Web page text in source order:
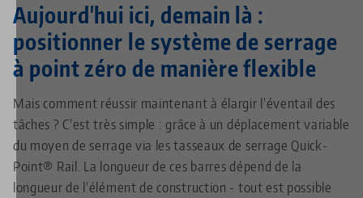
Aujourd'hui ici, demain là :
positionner le système de serrage
à point zéro de manière flexible
Mais comment réussir maintenant à élargir l'éventail des
tâches ? C'est très simple : grâce à un déplacement variable
du moyen de serrage via les tasseaux de serrage Quick-
Point® Rail. La longueur de ces barres dépend de la
longueur de l'élément de construction - tout est possible